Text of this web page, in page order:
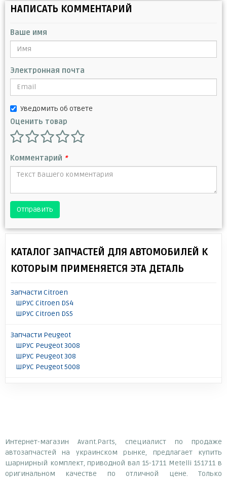
НАПИСАТЬ КОММЕНТАРИЙ
Ваше имя
Электронная почта
Уведомить об ответе
Оценить товар
Комментарий *
Отправить
КАТАЛОГ ЗАПЧАСТЕЙ ДЛЯ АВТОМОБИЛЕЙ К
КОТОРЫМ ПРИМЕНЯЕТСЯ ЭТА ДЕТАЛЬ
Запчасти Citroen
ШРУС Citroen DS4
ШРУС Citroen DS5
Запчасти Peugeot
ШРУС Peugeot 3008
ШРУС Peugeot 308
ШРУС Peugeot 5008
Интернет-магазин Avant.Parts, специалист по продаже
автозапчастей на украинском рынке, предлагает купить
шарнирный комплект, приводной вал 15-1711 Metelli 151711 в
оригинальном качестве по отличной цене. Только